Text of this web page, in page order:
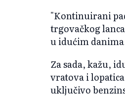
"Kontinuirani
trgovačkog
u idućim
Za sada, kažu,
vratova i
uključivo